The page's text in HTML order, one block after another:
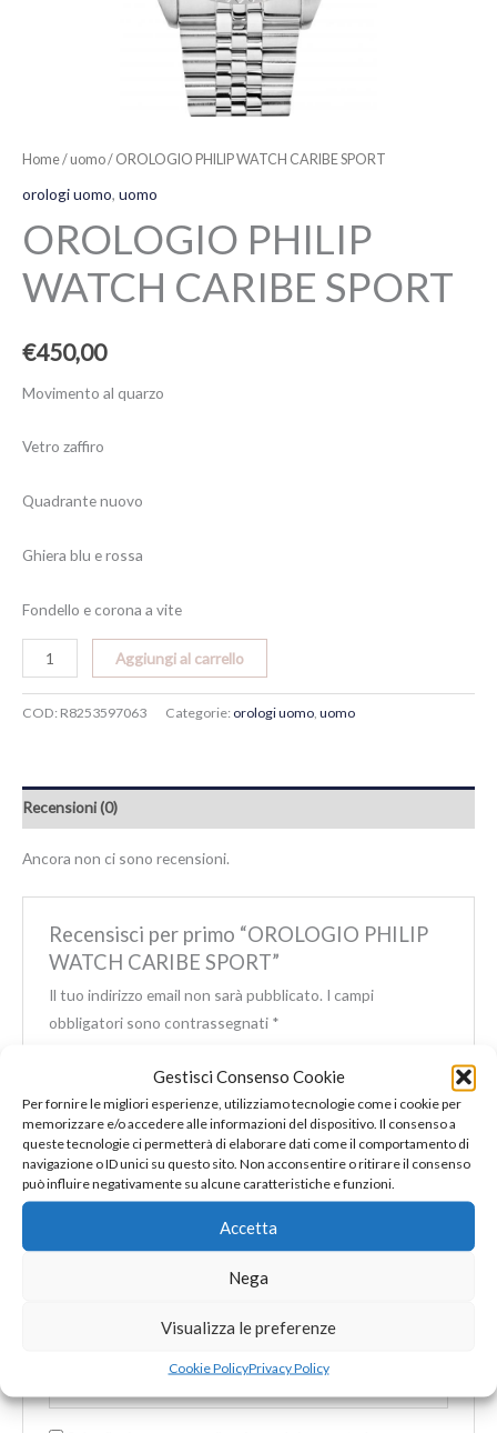
Gestisci Consenso Cookie
Per fornire le migliori esperienze, utilizziamo tecnologie come i cookie per
memorizzare e/o accedere alle informazioni del dispositivo. Il consenso a
queste tecnologie ci permetterà di elaborare dati come il comportamento di
navigazione o ID unici su questo sito. Non acconsentire o ritirare il consenso
può influire negativamente su alcune caratteristiche e funzioni.
Accetta
Nega
Visualizza le preferenze
Cookie PolicyPrivacy Policy
Home/uomo/ OROLOGIO PHILIP WATCH CARIBE SPORT
orologi uomo, uomo
OROLOGIO PHILIP
WATCH CARIBE SPORT
€450,00
Movimento al quarzo
Vetro zaffiro
Quadrante nuovo
Ghiera blu e rossa
Fondello e corona a vite
Aggiungi al carrello
COD: R8253597063 Categorie: orologi uomo uomo
Recensioni (0)
Ancora non ci sono recensioni.
Recensisci per primo “OROLOGIO PHILIP
WATCH CARIBE SPORT”
Il tuo indirizzo email non sarà pubblicato. I campi
obbligatori sono contrassegnati *
La tua valutazione
La tua recensione*